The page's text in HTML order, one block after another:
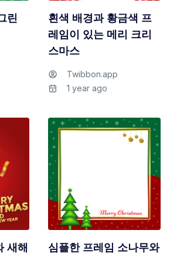
린
흰색 배경과 황금색 프
레임이 있는 메리 크리
스마스
Twibbon.app
1 year ago
새해
심플한 프레임 소나무와